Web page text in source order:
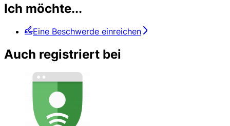
Ich möchte...
Eine Beschwerde einreichen
Auch registriert bei